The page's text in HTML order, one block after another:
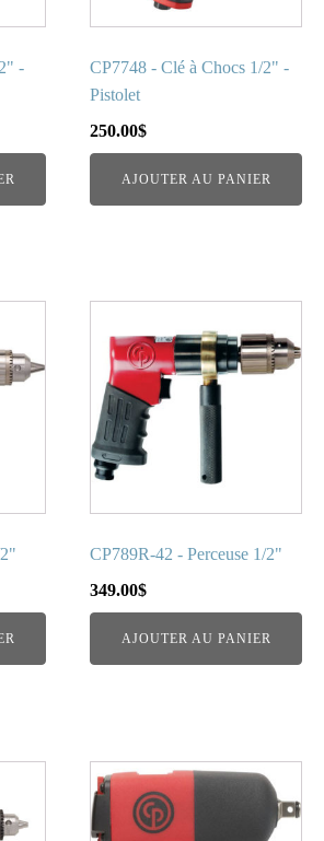
-
CP7748 - Clé à Chocs 1/2" -
Pistolet
250.00$
AJOUTER AU PANIER
CP789R-42 - Perceuse 1/2"
349.00$
AJOUTER AU PANIER